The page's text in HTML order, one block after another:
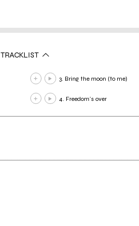
TRACKLIST
3. Bring the moon (to me)
4. Freedom’s over